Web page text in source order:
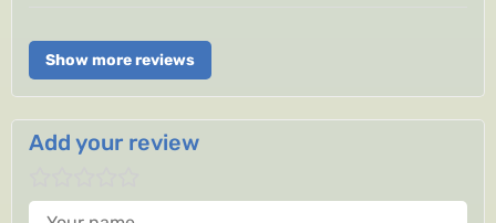
Show more reviews
Add your review
Your name